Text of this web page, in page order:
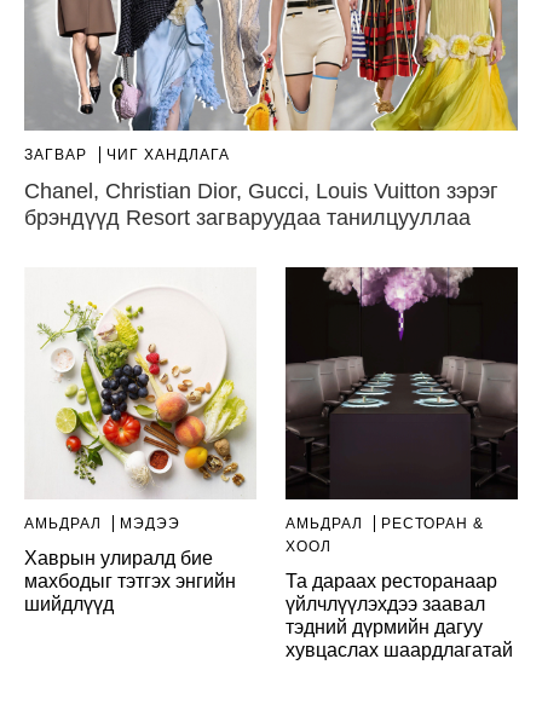
ЗАГВАР ЧИГ ХАНДЛАГА
Chanel, Christian Dior, Gucci, Louis Vuitton зэрэг
брэндүүд Resort загваруудаа танилцууллаа
АМЬДРАЛ МЭДЭЭ
Хаврын улиралд бие
махбодыг тэтгэх энгийн
шийдлүүд
АМЬДРАЛ
РЕСТОРАН &
ХООЛ
Та дараах ресторанаар
үйлчлүүлэхдээ заавал
тэдний дүрмийн дагуу
хувцаслах шаардлагатай